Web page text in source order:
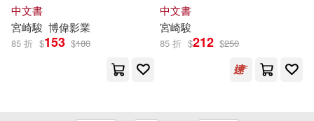
中文書
宮崎駿 博偉影業
85 折 $153 $180
中文書
宮崎駿
85 折 $212 $250